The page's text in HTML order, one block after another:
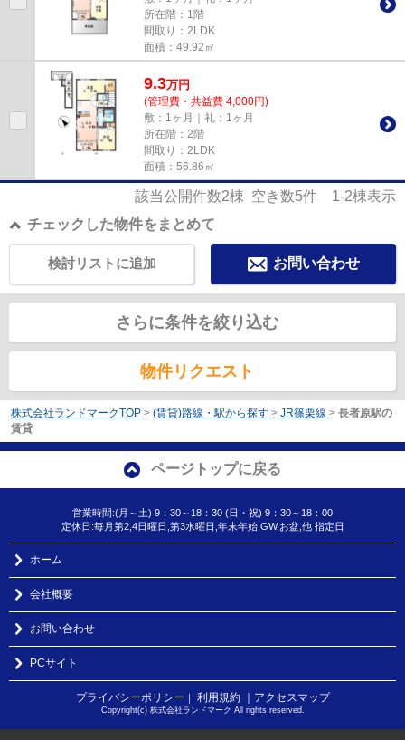
所在階：1階
間取り：2LDK
面積：49.92㎡
9.3万円
(管理費・共益費 4,000円)
敷：1ヶ月｜礼：1ヶ月
所在階：2階
間取り：2LDK
面積：56.86㎡
該当公開件数2棟 空き数5件 1-2棟表示
チェックした物件をまとめて
お問い合わせ
検討リストに追加
さらに条件を絞り込む
物件リクエスト
株式会社ランドマークTOP > (賃貸)路線・駅から探す > JR篠栗線 > 長者原駅の
賃貸
ページトップに戻る
営業時間:(月～土) 9：30～18：30 (日・祝) 9：30～18：00
定休日:毎月第2,4日曜日,第3水曜日,年末年始,GW,お盆,他 指定日
ホーム
会社概要
お問い合わせ
PCサイト
プライバシーポリシー ｜ 利用規約 ｜アクセスマップ
Copyright(c) 株式会社ランドマーク All rights reserved.